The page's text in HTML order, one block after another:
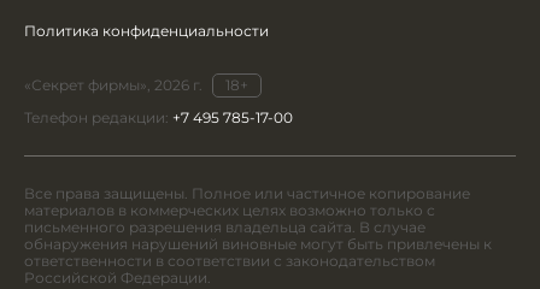
Политика конфиденциальности
«Секрет фирмы», 2026 г.
18+
Телефон редакции: +7 495 785-17-00
Все права защищены. Полное или частичное копирование
материалов в коммерческих целях возможно только с
письменного разрешения владельца сайта. В случае
обнаружения нарушений виновные могут быть привлечены к
ответственности в соответствии с законодательством
Российской Федерации.